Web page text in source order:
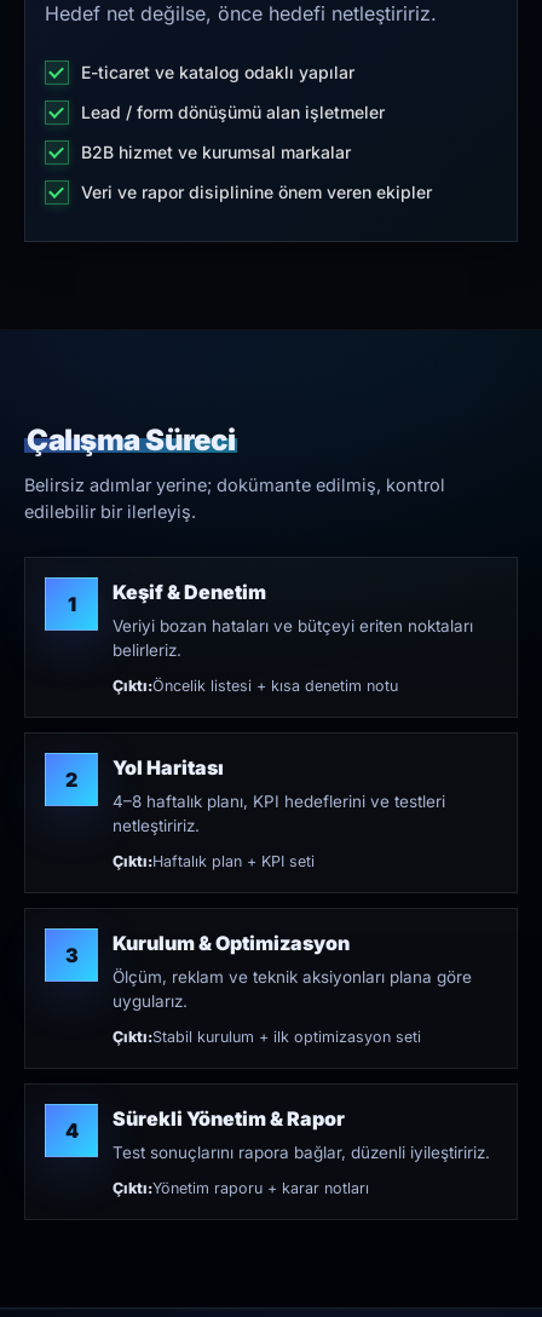
Hedef net değilse, önce hedefi netleştiririz.
E-ticaret ve katalog odaklı yapılar
Lead / form dönüşümü alan işletmeler
B2B hizmet ve kurumsal markalar
Veri ve rapor disiplinine önem veren ekipler
Çalışma Süreci
Belirsiz adımlar yerine; dokümante edilmiş, kontrol
edilebilir bir ilerleyiş.
1 Keşif & Denetim
Veriyi bozan hataları ve bütçeyi eriten noktaları
belirleriz.
Çıktı:Öncelik listesi + kısa denetim notu
2 Yol Haritası
4–8 haftalık planı, KPI hedeflerini ve testleri
netleştiririz.
Çıktı:Haftalık plan + KPI seti
3 Kurulum & Optimizasyon
Ölçüm, reklam ve teknik aksiyonları plana göre
uygularız.
Çıktı:Stabil kurulum + ilk optimizasyon seti
4 Sürekli Yönetim & Rapor
Test sonuçlarını rapora bağlar, düzenli iyileştiririz.
Çıktı:Yönetim raporu + karar notları